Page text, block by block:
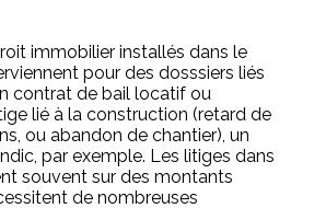
immobilier installés dans le
pour des dosssiers liés
contrat de bail locatif ou
lié à la construction (retard de
ou abandon de chantier), un
par exemple. Les litiges dans
souvent sur des montants
de nombreuses